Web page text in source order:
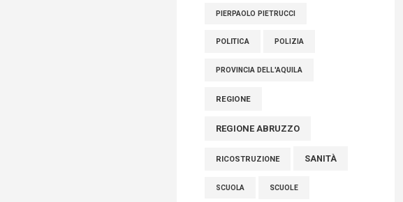
PIERPAOLO PIETRUCCI
POLITICA POLIZIA
PROVINCIA DELL'AQUILA
REGIONE
REGIONE ABRUZZO
RICOSTRUZIONE SANITÀ
SCUOLA SCUOLE